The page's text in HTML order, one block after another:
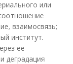
или
взаимосвязь;
институт.
ее
деградация